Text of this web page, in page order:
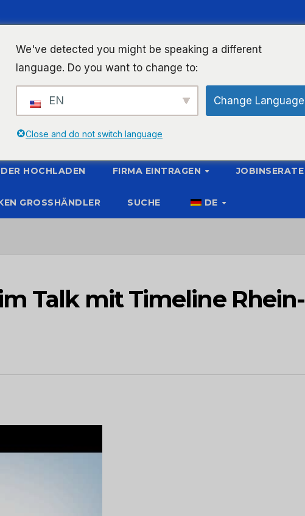
HOCHLADEN FIRMA EINTRAGEN JOBINSERATE
GROSSHÄNDLER SUCHE DE
Talk mit Timeline Rhein-
We've detected you might be speaking a different
language. Do you want to change to:
EN Change Language
Close and do not switch language